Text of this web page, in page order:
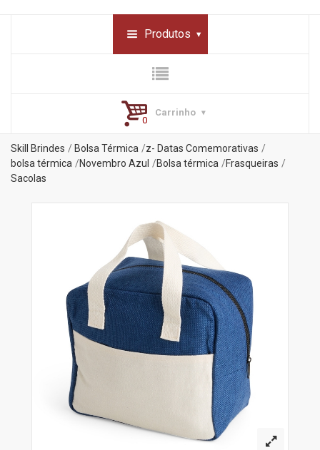
Produtos
Carrinho
Skill Brindes Bolsa Térmica
z- Datas Comemorativas
bolsa térmica
Novembro Azul Bolsa térmica
Frasqueiras
Sacolas